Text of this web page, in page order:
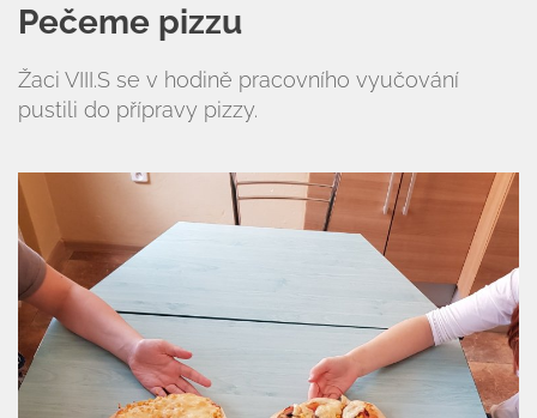
Úvod
Pečeme pizzu
Žaci VIII.S se v hodině pracovního vyučování
pustili do přípravy pizzy.